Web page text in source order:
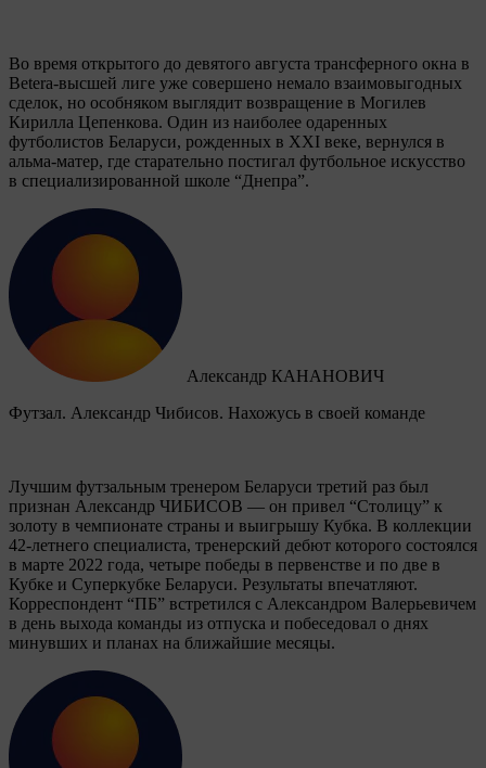
Во время открытого до девятого августа трансферного окна в
Betera-высшей лиге уже совершено немало взаимовыгодных
сделок, но особняком выглядит возвращение в Могилев
Кирилла Цепенкова. Один из наиболее одаренных
футболистов Беларуси, рожденных в XXI веке, вернулся в
альма-матер, где старательно постигал футбольное искусство
в специализированной школе “Днепра”.
Александр КАНАНОВИЧ
Футзал. Александр Чибисов. Нахожусь в своей команде
Лучшим футзальным тренером Беларуси третий раз был
признан Александр ЧИБИСОВ — он привел “Столицу” к
золоту в чемпионате страны и выигрышу Кубка. В коллекции
42-летнего специалиста, тренерский дебют которого состоялся
в марте 2022 года, четыре победы в первенстве и по две в
Кубке и Суперкубке Беларуси. Результаты впечатляют.
Корреспондент “ПБ” встретился с Александром Валерьевичем
в день выхода команды из отпуска и побеседовал о днях
минувших и планах на ближайшие месяцы.